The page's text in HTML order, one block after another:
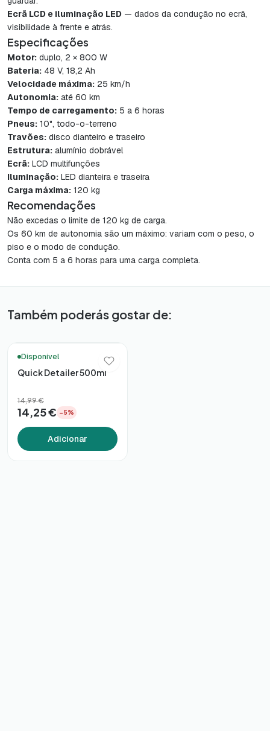
Ecrã LCD e iluminação LED — dados da condução no ecrã,
visibilidade à frente e atrás.
Especificações
Motor: duplo, 2 × 800 W
Bateria: 48 V, 18,2 Ah
Velocidade máxima: 25 km/h
Autonomia: até 60 km
Tempo de carregamento: 5 a 6 horas
Pneus: 10", todo-o-terreno
Travões: disco dianteiro e traseiro
Estrutura: alumínio dobrável
Ecrã: LCD multifunções
Iluminação: LED dianteira e traseira
Carga máxima: 120 kg
Recomendações
Não excedas o limite de 120 kg de carga.
Os 60 km de autonomia são um máximo: variam com o peso, o
piso e o modo de condução.
Conta com 5 a 6 horas para uma carga completa.
Também poderás gostar de:
Disponível
Quick Detailer 500ml
14,99 €
14,25 € −5%
Adicionar